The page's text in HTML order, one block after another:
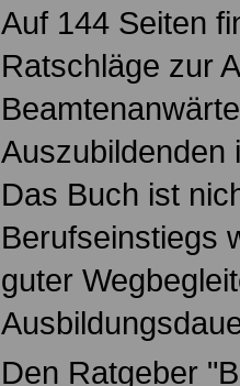
Auf 144 Seiten
Ratschläge zur
Auszubildenden
Das Buch ist
Berufseinstiegs
guter
Den Ratgeber